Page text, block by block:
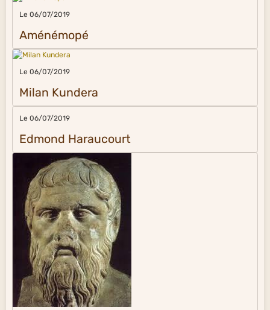
Le 06/07/2019
Aménémopé
Le 06/07/2019
Milan Kundera
Le 06/07/2019
Edmond Haraucourt